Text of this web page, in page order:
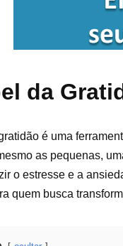
da
é uma
as pequenas,
o estresse e a
quem busca